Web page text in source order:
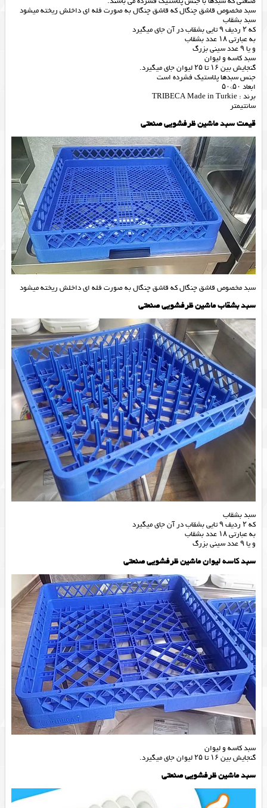
سبد مخصوص قاشق چنگال که قاشق چنگال به صورت فله ای داخلش ریخته میشود
سبد بشقاب
که ۲ ردیف ۹ تایی بشقاب در آن جای میگیرد
به عبارتی ۱۸ عدد بشقاب
و یا ۹ عدد سینی بزرگ
سبد کاسه و لیوان
گنجایش بین ۱۶ تا ۲۵ لیوان جای میگیرد.
جنس سبدها پلاستیک فشرده است
ابعاد ۵۰*۵۰
برند : TRIBECA Made in Turkie
سانتیمتر
قیمت سبد ماشین ظرفشویی صنعتی
سبد مخصوص قاشق چنگال که قاشق چنگال به صورت فله ای داخلش ریخته میشود
سبد بشقاب ماشین ظرفشویی صنعتی
سبد بشقاب
که ۲ ردیف ۹ تایی بشقاب در آن جای میگیرد
به عبارتی ۱۸ عدد بشقاب
و یا ۹ عدد سینی بزرگ
سبد کاسه لیوان ماشین ظرفشویی صنعتی
سبد کاسه و لیوان
گنجایش بین ۱۶ تا ۲۵ لیوان جای میگیرد.
سبد ماشین ظرفشویی صنعتی